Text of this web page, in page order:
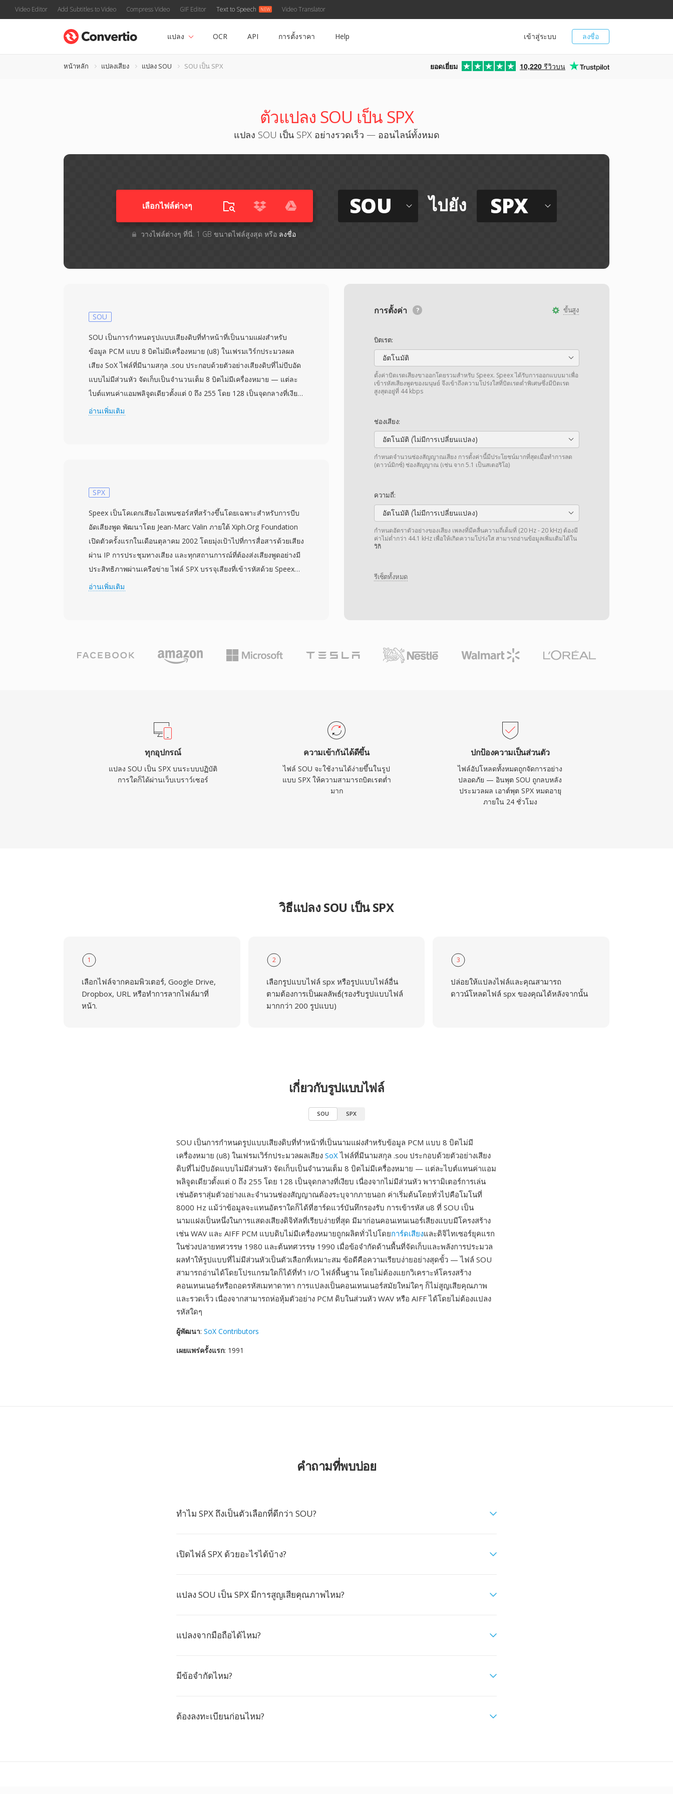
Video Editor Add Subtitles to Video Compress Video GIF Editor Text to Speech Video Translator
ลงชื่อ
เข้าสู่ระบบ
แปลง OCR API การตั้งราคา Help
หน้าหลัก แปลงเสียง แปลง SOU SOU เป็น SPX ยอดเยี่ยม 10,220 รีวิวบน
ตัวแปลง SOU เป็น SPX
แปลง SOU เป็น SPX อย่างรวดเร็ว — ออนไลน์ทั้งหมด
เลือกไฟล์ต่างๆ​
วางไฟล์ต่างๆ​ ที่นี่. 1 GB ขนาดไฟล์สูงสุด หรือ ลงชื่อ
SOU ไปยัง SPX
ขั้นสูง
การตั้งค่า
บิตเรต:
อัตโนมัติ
ตั้งค่าบิตเรตเสียงขาออกโดยรวมสำหรับ Speex. Speex ได้รับการออกแบบมาเพื่อ
เข้ารหัสเสียงพูดของมนุษย์ จึงเข้าถึงความโปร่งใสที่บิตเรตต่ำพิเศษซึ่งมีบิตเรต
สูงสุดอยู่ที่ 44 kbps
ช่องเสียง:
อัตโนมัติ (ไม่มีการเปลี่ยนแปลง)
กำหนดจำนวนช่องสัญญาณเสียง การตั้งค่านี้มีประโยชน์มากที่สุดเมื่อทำการลด
(ดาวน์มิกซ์) ช่องสัญญาณ (เช่น จาก 5.1 เป็นสเตอริโอ)
ความถี่:
อัตโนมัติ (ไม่มีการเปลี่ยนแปลง)
กำหนดอัตราตัวอย่างของเสียง เพลงที่มีคลื่นความถี่เต็มที่ (20 Hz - 20 kHz) ต้องมี
ค่าไม่ต่ำกว่า 44.1 kHz เพื่อให้เกิดความโปร่งใส สามารถอ่านข้อมูลเพิ่มเติมได้ใน
วิกิ
รีเซ็ตทั้งหมด
SOU
SOU เป็นการกำหนดรูปแบบเสียงดิบที่ทำหน้าที่เป็นนามแฝงสำหรับ
ข้อมูล PCM แบบ 8 บิตไม่มีเครื่องหมาย (u8) ในเฟรมเวิร์กประมวลผล
เสียง SoX ไฟล์ที่มีนามสกุล .sou ประกอบด้วยตัวอย่างเสียงดิบที่ไม่บีบอัด
แบบไม่มีส่วนหัว จัดเก็บเป็นจำนวนเต็ม 8 บิตไม่มีเครื่องหมาย — แต่ละ
ไบต์แทนค่าแอมพลิจูดเดียวตั้งแต่ 0 ถึง 255 โดย 128 เป็นจุดกลางที่เงียบ
เนื่องจากไม่มีส่วนหัว พารามิเตอร์การเล่นเช่นอัตราสุ่มตัวอย่างและ
เซอร์ยุคแรกในช่วงปลายทศวรรษ 1980 และต้นทศวรรษ 1990 เมื่อข้อ
เป็นตัวเลือกที่เหมาะสม ข้อดีคือความเรียบง่ายอย่างสุดขั้ว — ไฟล์ SOU
สามารถอ่านได้โดยโปรแกรมใดก็ได้ที่ทำ I/O ไฟล์พื้นฐาน โดยไม่ต้อง
แยกวิเคราะห์โครงสร้างคอนเทนเนอร์หรือถอดรหัสเมทาดาทา การแปลง
เป็นคอนเทนเนอร์สมัยใหม่ใดๆ ก็ไม่สูญเสียคุณภาพและรวดเร็ว เนื่องจาก
สามารถห่อหุ้มตัวอย่าง PCM ดิบในส่วนหัว WAV หรือ AIFF ได้โดยไม่
ต้องแปลงรหัสใดๆ
อ่านเพิ่มเติม
SPX
Speex เป็นโคเดกเสียงโอเพนซอร์สที่สร้างขึ้นโดยเฉพาะสำหรับการบีบ
อัดเสียงพูด พัฒนาโดย Jean-Marc Valin ภายใต้ Xiph.Org Foundation
เปิดตัวครั้งแรกในเดือนตุลาคม 2002 โดยมุ่งเป้าไปที่การสื่อสารด้วยเสียง
ผ่าน IP การประชุมทางเสียง และทุกสถานการณ์ที่ต้องส่งเสียงพูดอย่างมี
ประสิทธิภาพผ่านเครือข่าย ไฟล์ SPX บรรจุเสียงที่เข้ารหัสด้วย Speex
ในคอนเทนเนอร์ Ogg ผสมผสานการปรับแต่งเสียงพูดของโคเดกกับ
ใต้สัญญาอนุญาต BSD ซึ่งให้นักพัฒนาฝังไว้ในผลิตภัณฑ์ทั้งเชิงพาณิชย์
และโอเพนซอร์สได้อย่างอิสระ Speex ยังรวมการตัดเสียงสะท้อน การ
ในระบบ VoIP เดิม การบันทึกที่เก็บถาวร และอุปกรณ์ฝังตัวที่ตัวถอดรหัส
ที่ใช้ทรัพยากรน้อยยังคงมีคุณค่า
อ่านเพิ่มเติม
ทุกอุปกรณ์
แปลง SOU เป็น SPX บนระบบปฏิบัติ
การใดก็ได้ผ่านเว็บเบราว์เซอร์
ความเข้ากันได้ดีขึ้น
ไฟล์ SOU จะใช้งานได้ง่ายขึ้นในรูป
แบบ SPX ให้ความสามารถบิตเรตต่ำ
มาก
ปกป้องความเป็นส่วนตัว
ไฟล์อัปโหลดทั้งหมดถูกจัดการอย่าง
ปลอดภัย — อินพุต SOU ถูกลบหลัง
ประมวลผล เอาต์พุต SPX หมดอายุ
ภายใน 24 ชั่วโมง
วิธีแปลง SOU เป็น SPX
1
เลือกไฟล์จากคอมพิวเตอร์, Google Drive,
Dropbox, URL หรือทำการลากไฟล์มาที่
หน้า.
2
เลือกรูปแบบไฟล์ spx หรือรูปแบบไฟล์อื่น
ตามต้องการเป็นผลลัพธ์(รองรับรูปแบบไฟล์
มากกว่า 200 รูปแบบ)
3
ปล่อยให้แปลงไฟล์และคุณสามารถ
ดาวน์โหลดไฟล์ spx ของคุณได้หลังจากนั้น
เกี่ยวกับรูปแบบไฟล์
SOU SPX
SOU เป็นการกำหนดรูปแบบเสียงดิบที่ทำหน้าที่เป็นนามแฝงสำหรับข้อมูล PCM แบบ 8 บิตไม่มี
เครื่องหมาย (u8) ในเฟรมเวิร์กประมวลผลเสียง SoXไฟล์ที่มีนามสกุล .sou ประกอบด้วยตัวอย่างเสียง
ดิบที่ไม่บีบอัดแบบไม่มีส่วนหัว จัดเก็บเป็นจำนวนเต็ม 8 บิตไม่มีเครื่องหมาย — แต่ละไบต์แทนค่าแอม
พลิจูดเดียวตั้งแต่ 0 ถึง 255 โดย 128 เป็นจุดกลางที่เงียบ เนื่องจากไม่มีส่วนหัว พารามิเตอร์การเล่น
เช่นอัตราสุ่มตัวอย่างและจำนวนช่องสัญญาณต้องระบุจากภายนอก ค่าเริ่มต้นโดยทั่วไปคือโมโนที่
8000 Hz แม้ว่าข้อมูลจะแทนอัตราใดก็ได้ที่ฮาร์ดแวร์บันทึกรองรับ การเข้ารหัส u8 ที่ SOU เป็น
นามแฝงเป็นหนึ่งในการแสดงเสียงดิจิทัลที่เรียบง่ายที่สุด มีมาก่อนคอนเทนเนอร์เสียงแบบมีโครงสร้าง
เช่น WAV และ AIFF PCM แบบดิบไม่มีเครื่องหมายถูกผลิตทั่วไปโดยการ์ดเสียงและดิจิไทเซอร์ยุคแรก
ในช่วงปลายทศวรรษ 1980 และต้นทศวรรษ 1990 เมื่อข้อจำกัดด้านพื้นที่จัดเก็บและพลังการประมวล
ผลทำให้รูปแบบที่ไม่มีส่วนหัวเป็นตัวเลือกที่เหมาะสม ข้อดีคือความเรียบง่ายอย่างสุดขั้ว — ไฟล์ SOU
สามารถอ่านได้โดยโปรแกรมใดก็ได้ที่ทำ I/O ไฟล์พื้นฐาน โดยไม่ต้องแยกวิเคราะห์โครงสร้าง
คอนเทนเนอร์หรือถอดรหัสเมทาดาทา การแปลงเป็นคอนเทนเนอร์สมัยใหม่ใดๆ ก็ไม่สูญเสียคุณภาพ
และรวดเร็ว เนื่องจากสามารถห่อหุ้มตัวอย่าง PCM ดิบในส่วนหัว WAV หรือ AIFF ได้โดยไม่ต้องแปลง
รหัสใดๆ
ผู้พัฒนา: SoX Contributors
เผยแพร่ครั้งแรก: 1991
คำถามที่พบบ่อย
ทำไม SPX ถึงเป็นตัวเลือกที่ดีกว่า SOU?
เปิดไฟล์ SPX ด้วยอะไรได้บ้าง?
แปลง SOU เป็น SPX มีการสูญเสียคุณภาพไหม?
แปลงจากมือถือได้ไหม?
มีข้อจำกัดไหม?
ต้องลงทะเบียนก่อนไหม?